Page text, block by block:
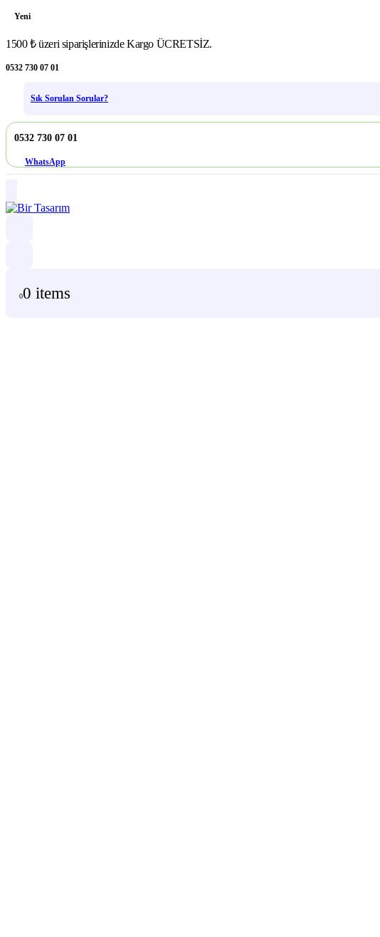
Yeni
1500 ₺ üzeri siparişlerinizde Kargo ÜCRETSİZ.
0532 730 07 01
Sık Sorulan Sorular?
0532 730 07 01
WhatsApp
00 items